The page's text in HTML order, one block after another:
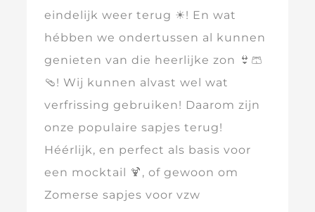
eindelijk weer terug ☀! En wat
hébben we ondertussen al kunnen
genieten van die heerlijke zon 👙🩳
🩴! Wij kunnen alvast wel wat
verfrissing gebruiken! Daarom zijn
onze populaire sapjes terug!
Héérlijk, en perfect als basis voor
een mocktail 🍹, of gewoon om
Zomerse sapjes voor vzw